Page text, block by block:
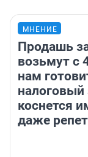
МНЕНИЕ
Продашь
возьмут с
нам
налоговый
коснется
даже